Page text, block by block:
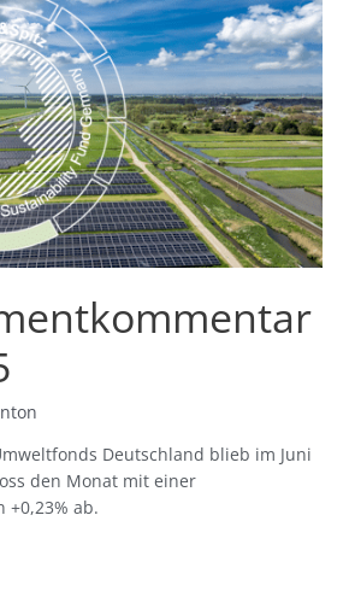
Deutschland blieb im Juni
den Monat mit einer
+0,23% ab.